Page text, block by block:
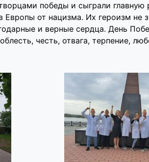
победы и сыграли главную
от нацизма. Их героизм не
и верные сердца. День
честь, отвага, терпение,